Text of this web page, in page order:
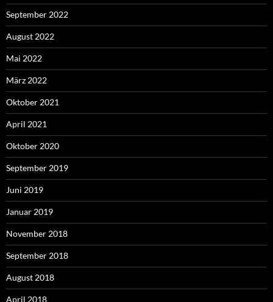
September 2022
August 2022
Mai 2022
März 2022
Oktober 2021
April 2021
Oktober 2020
September 2019
Juni 2019
Januar 2019
November 2018
September 2018
August 2018
April 2018